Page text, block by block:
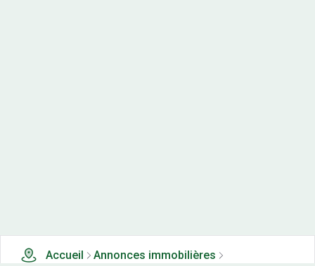
Accueil
Annonces immobilières